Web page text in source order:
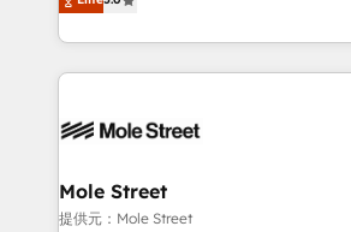
automation, and training built for adoption.
Technical Execution: ERP, EMR and
Integrations; complex builds
workflows; automation agents;
Healthcare: HIPAA implementations;
workflows 💼 Financial Services:
Mole Street
提供元：Mole Street